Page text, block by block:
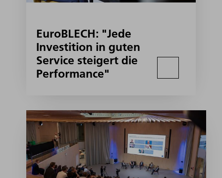
EuroBLECH: "Jede
Investition in guten
Service steigert die
Performance"